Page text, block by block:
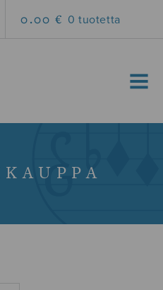
0.00 € 0 tuotetta
MENU